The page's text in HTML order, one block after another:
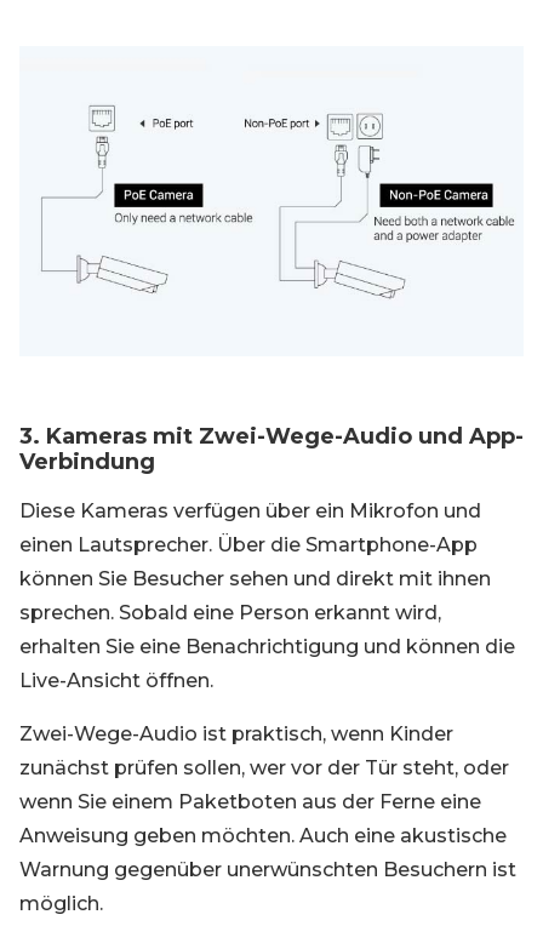
3. Kameras mit Zwei-Wege-Audio und App-
Verbindung
Diese Kameras verfügen über ein Mikrofon und
einen Lautsprecher. Über die Smartphone-App
können Sie Besucher sehen und direkt mit ihnen
sprechen. Sobald eine Person erkannt wird,
erhalten Sie eine Benachrichtigung und können die
Live-Ansicht öffnen.
Zwei-Wege-Audio ist praktisch, wenn Kinder
zunächst prüfen sollen, wer vor der Tür steht, oder
wenn Sie einem Paketboten aus der Ferne eine
Anweisung geben möchten. Auch eine akustische
Warnung gegenüber unerwünschten Besuchern ist
möglich.